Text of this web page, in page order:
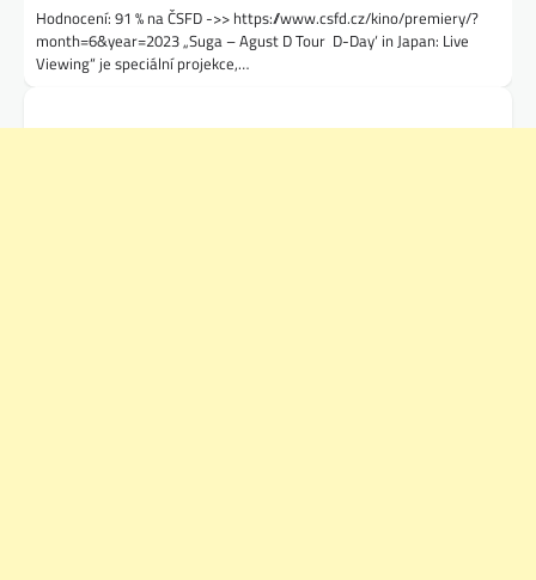
Hodnocení: 91 % na ČSFD ->> https://www.csfd.cz/kino/premiery/?
month=6&year=2023 „Suga – Agust D Tour ‚D-Day‘ in Japan: Live
Viewing“ je speciální projekce,…